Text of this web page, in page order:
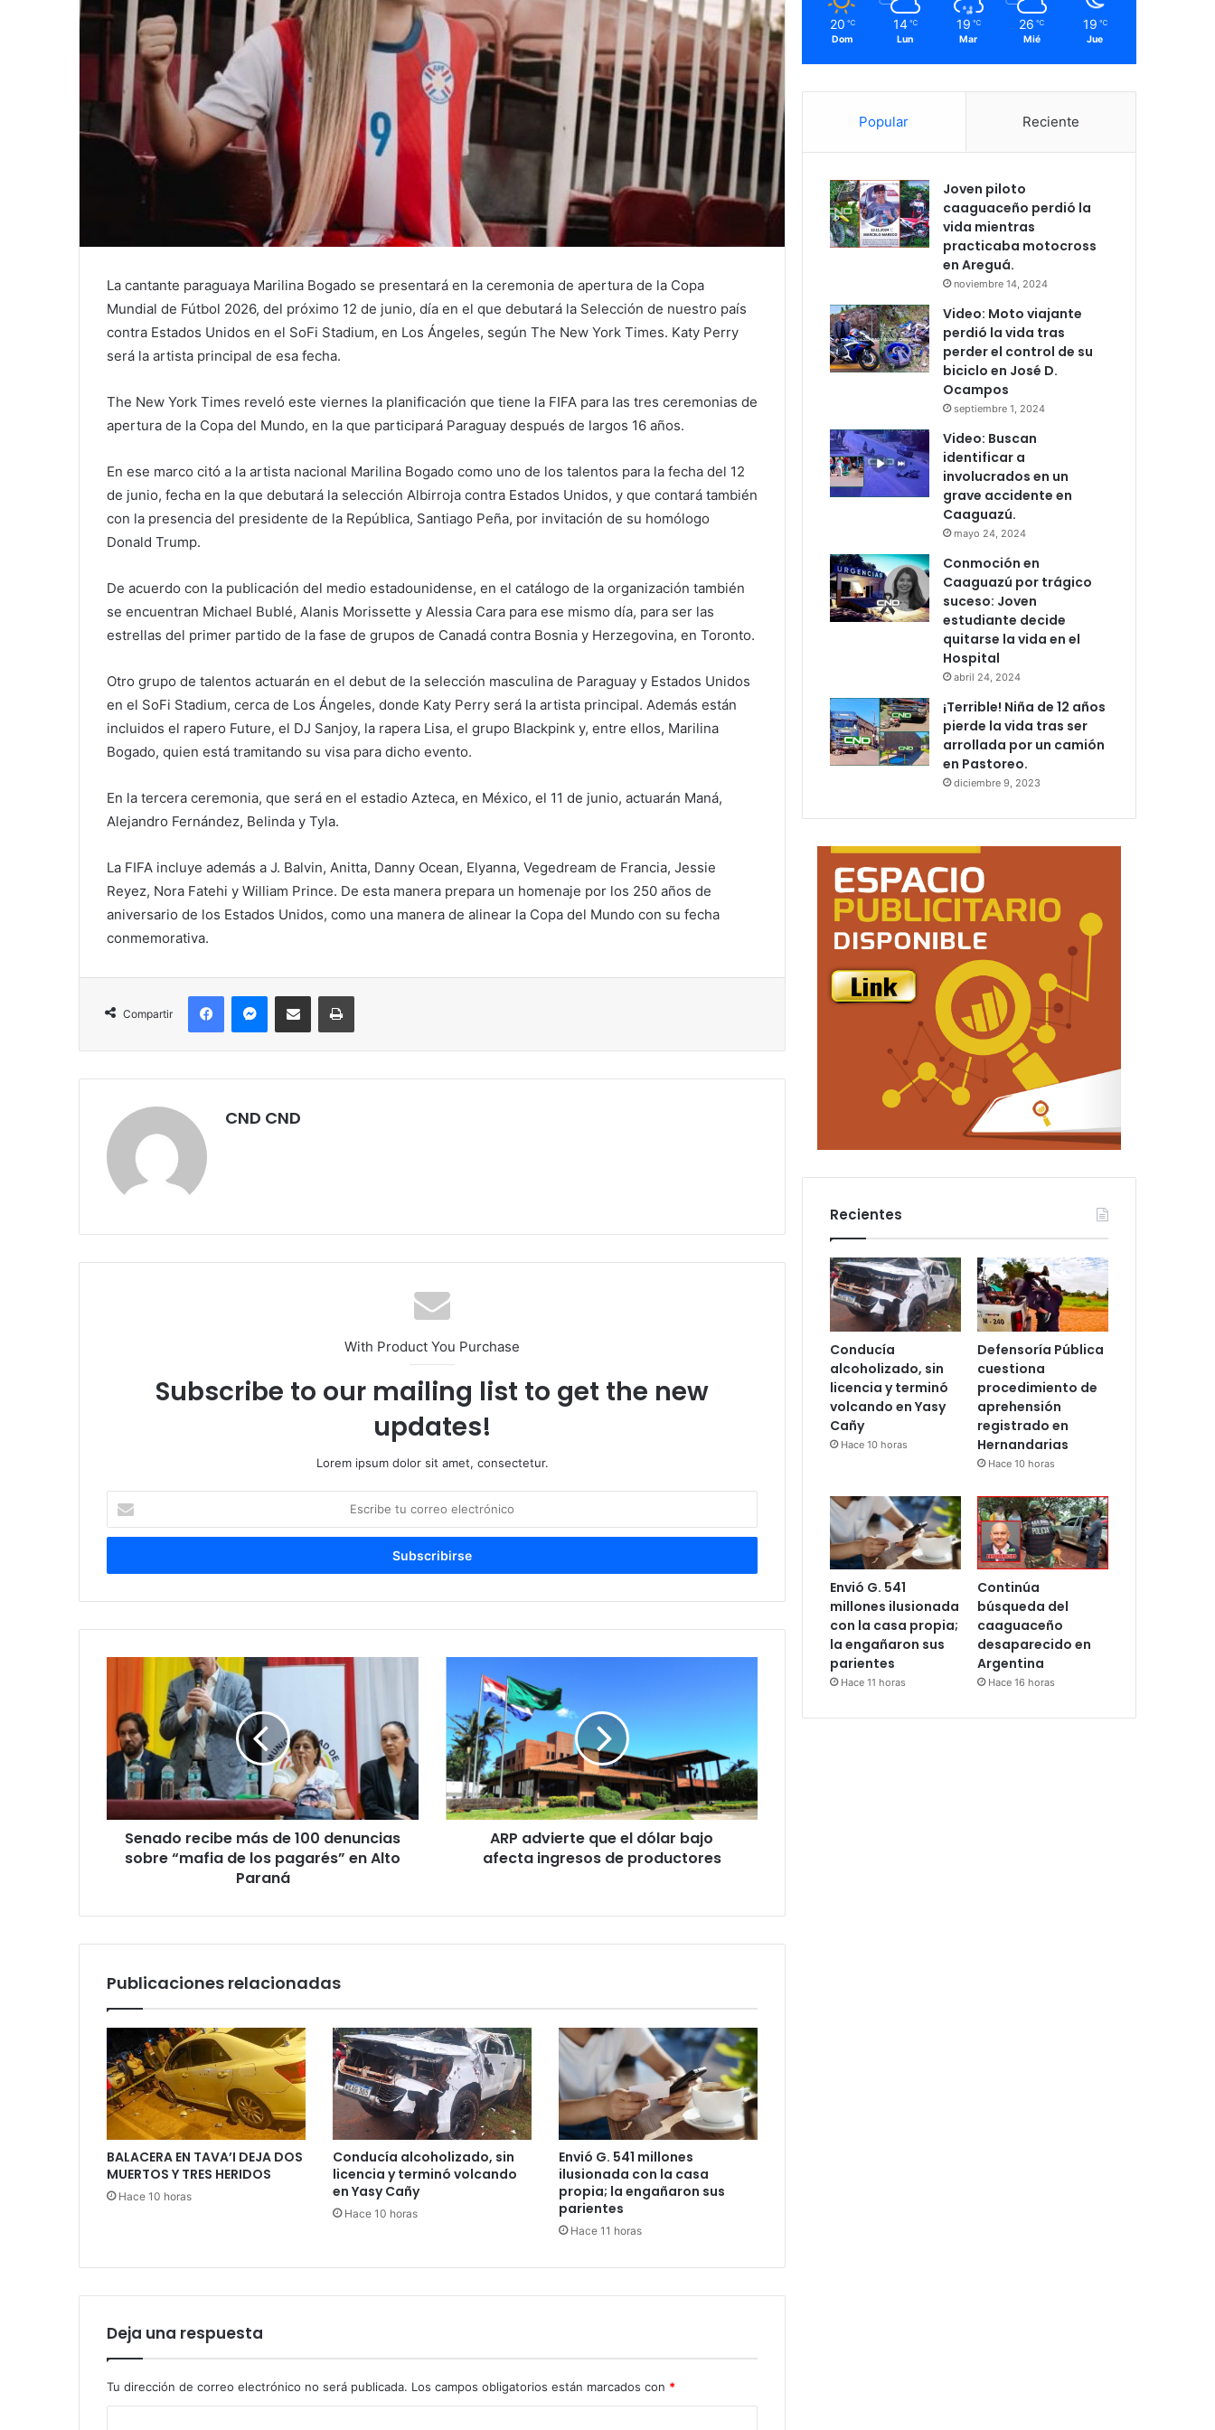
La cantante paraguaya Marilina Bogado se presentará en la ceremonia de apertura de la Copa
Mundial de Fútbol 2026, del próximo 12 de junio, día en el que debutará la Selección de nuestro país
contra Estados Unidos en el SoFi Stadium, en Los Ángeles, según The New York Times. Katy Perry
será la artista principal de esa fecha.
The New York Times reveló este viernes la planificación que tiene la FIFA para las tres ceremonias de
apertura de la Copa del Mundo, en la que participará Paraguay después de largos 16 años.
En ese marco citó a la artista nacional Marilina Bogado como uno de los talentos para la fecha del 12
de junio, fecha en la que debutará la selección Albirroja contra Estados Unidos, y que contará también
con la presencia del presidente de la República, Santiago Peña, por invitación de su homólogo
Donald Trump.
De acuerdo con la publicación del medio estadounidense, en el catálogo de la organización también
se encuentran Michael Bublé, Alanis Morissette y Alessia Cara para ese mismo día, para ser las
estrellas del primer partido de la fase de grupos de Canadá contra Bosnia y Herzegovina, en Toronto.
Otro grupo de talentos actuarán en el debut de la selección masculina de Paraguay y Estados Unidos
en el SoFi Stadium, cerca de Los Ángeles, donde Katy Perry será la artista principal. Además están
incluidos el rapero Future, el DJ Sanjoy, la rapera Lisa, el grupo Blackpink y, entre ellos, Marilina
Bogado, quien está tramitando su visa para dicho evento.
En la tercera ceremonia, que será en el estadio Azteca, en México, el 11 de junio, actuarán Maná,
Alejandro Fernández, Belinda y Tyla.
La FIFA incluye además a J. Balvin, Anitta, Danny Ocean, Elyanna, Vegedream de Francia, Jessie
Reyez, Nora Fatehi y William Prince. De esta manera prepara un homenaje por los 250 años de
aniversario de los Estados Unidos, como una manera de alinear la Copa del Mundo con su fecha
conmemorativa.
Compartir
CND CND
With Product You Purchase
Subscribe to our mailing list to get the new
updates!
Lorem ipsum dolor sit amet, consectetur.
c
i
t
o
l
e
n
o
Senado recibe más de 100 denuncias
sobre “mafia de los pagarés” en Alto
Paraná
ARP advierte que el dólar bajo
afecta ingresos de productores
Publicaciones relacionadas
BALACERA EN TAVA’I DEJA DOS
MUERTOS Y TRES HERIDOS
Hace 10 horas
Conducía alcoholizado, sin
licencia y terminó volcando
en Yasy Cañy
Hace 10 horas
Envió G. 541 millones
ilusionada con la casa
propia; la engañaron sus
parientes
Hace 11 horas
Deja una respuesta
Tu dirección de correo electrónico no será publicada. Los campos obligatorios están marcados con *
20 ℃
Dom
14 ℃
Lun
19 ℃
Mar
26 ℃
Mié
19 ℃
Jue
Popular Reciente
Joven piloto
caaguaceño perdió la
vida mientras
practicaba motocross
en Areguá.
noviembre 14, 2024
Video: Moto viajante
perdió la vida tras
perder el control de su
biciclo en José D.
Ocampos
septiembre 1, 2024
Video: Buscan
identificar a
involucrados en un
grave accidente en
Caaguazú.
mayo 24, 2024
Conmoción en
Caaguazú por trágico
suceso: Joven
estudiante decide
quitarse la vida en el
Hospital
abril 24, 2024
¡Terrible! Niña de 12 años
pierde la vida tras ser
arrollada por un camión
en Pastoreo.
diciembre 9, 2023
Recientes
Conducía
alcoholizado, sin
licencia y terminó
volcando en Yasy
Cañy
Hace 10 horas
Defensoría Pública
cuestiona
procedimiento de
aprehensión
registrado en
Hernandarias
Hace 10 horas
Envió G. 541
millones ilusionada
con la casa propia;
la engañaron sus
parientes
Hace 11 horas
Continúa
búsqueda del
caaguaceño
desaparecido en
Argentina
Hace 16 horas